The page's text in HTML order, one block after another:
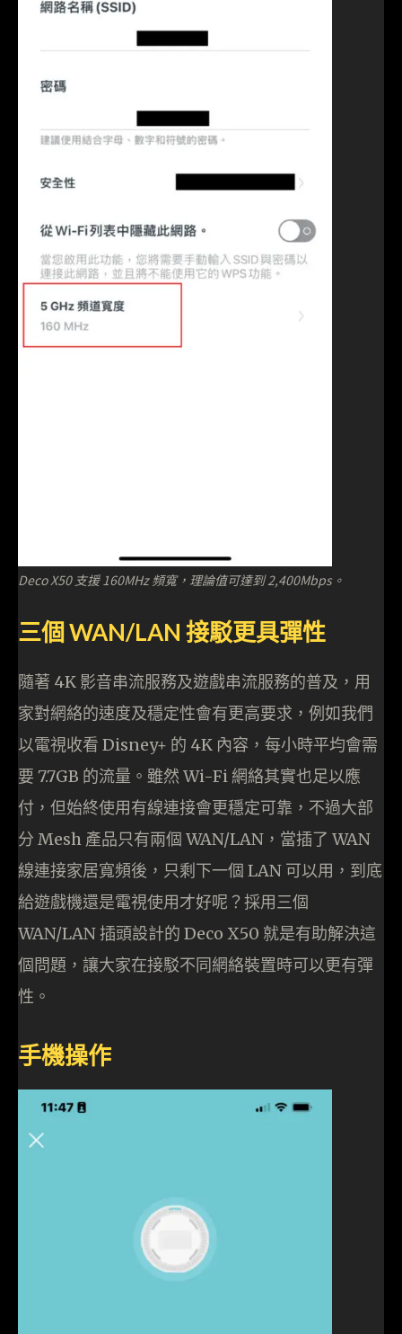
Deco X50 支援 160MHz 頻寬，理論值可達到 2,400Mbps。
三個 WAN/LAN 接駁更具彈性
隨著 4K 影音串流服務及遊戲串流服務的普及，用
家對網絡的速度及穩定性會有更高要求，例如我們
以電視收看 Disney+ 的 4K 內容，每小時平均會需
要 7.7GB 的流量。雖然 Wi-Fi 網絡其實也足以應
付，但始終使用有線連接會更穩定可靠，不過大部
分 Mesh 產品只有兩個 WAN/LAN，當插了 WAN
線連接家居寬頻後，只剩下一個 LAN 可以用，到底
給遊戲機還是電視使用才好呢？採用三個
WAN/LAN 插頭設計的 Deco X50 就是有助解決這
個問題，讓大家在接駁不同網絡裝置時可以更有彈
性。
手機操作